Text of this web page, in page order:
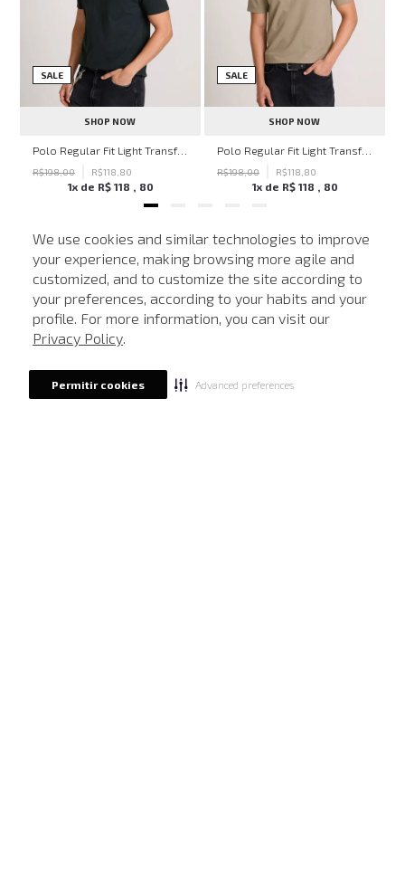
We use cookies and similar technologies to improve
your experience, making browsing more agile and
customized, and to customize the site according to
your preferences, according to your habits and your
profile. For more information, you can visit our
Privacy Policy.
Permitir cookies Advanced preferences
SALE
SHOP NOW
Polo Regular Fit Light Transfer Verde Escuro John John Masculina
R$198,00 R$118 80
1x de R$ 118 80
SALE
SHOP NOW
Polo Regular Fit Light Transfer Bege Médio John John Masculina
R$198,00 R$118 80
1x de R$ 118 80
NEWSLETTER
Cadastre seu e-mail para receber nossas novidades.
Eu li, estou ciente das condições de tratamento dos meus dados pessoais e forneço